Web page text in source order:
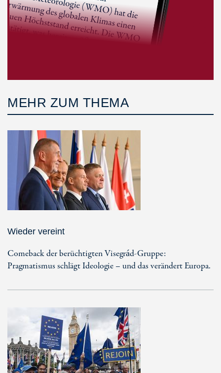
MEHR ZUM THEMA
Wieder vereint
Comeback der berüchtigten Visegrád-Gruppe:
Pragmatismus schlägt Ideologie – und das verändert Europa.